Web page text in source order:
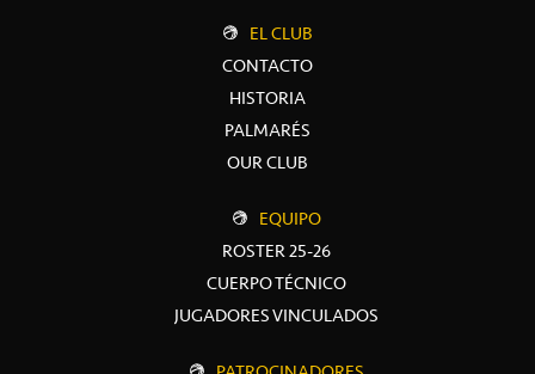
EL CLUB
CONTACTO
HISTORIA
PALMARÉS
OUR CLUB
EQUIPO
ROSTER 25-26
CUERPO TÉCNICO
JUGADORES VINCULADOS